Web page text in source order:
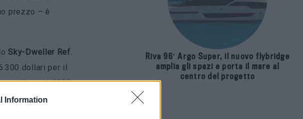
Information
prezzo – è
Sky-Dweller Ref.
dollari per il
di quasi 4900
Riva 96′ Argo Super, il nuovo flybridge
amplia gli spazi e porta il mare al
centro del progetto